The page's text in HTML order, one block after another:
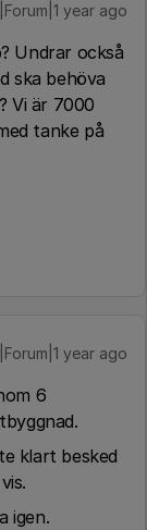
year ago
Undrar också
ska behöva
Vi är 7000
tanke på
year ago
6
klart besked
igen.